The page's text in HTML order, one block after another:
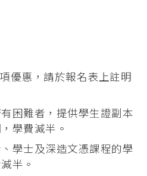
優惠，請於報名表上註明
困難者，提供學生證副本
學費減半。
學士及深造文憑課程的學
半。